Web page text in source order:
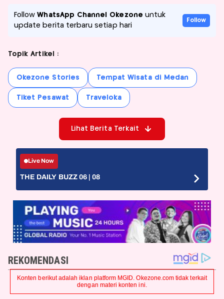
FollowWhatsApp Channel Okezone untuk
update berita terbaru setiap hari
Follow
Topik Artikel :
Okezone Stories Tempat Wisata di Medan
Tiket Pesawat Traveloka
Lihat Berita Terkait
Live Now
THE DAILY BUZZ 06 | 08